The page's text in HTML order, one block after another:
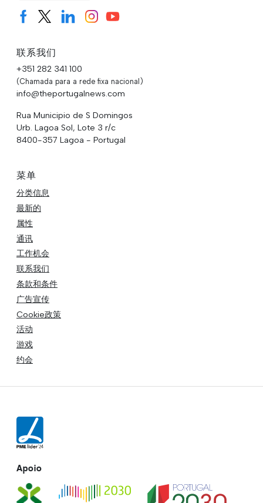
联系我们
+351 282 341 100
(Chamada para a rede fixa nacional)
info@theportugalnews.com
Rua Municipio de S Domingos
Urb. Lagoa Sol, Lote 3 r/c
8400-357 Lagoa - Portugal
菜单
分类信息
最新的
属性
通讯
工作机会
联系我们
条款和条件
广告宣传
Cookie政策
活动
游戏
约会
Apoio